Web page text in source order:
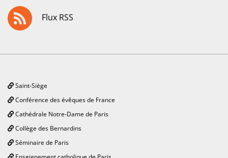
Flux RSS
Saint-Siège
Conférence des évêques de France
Cathédrale Notre-Dame de Paris
Collège des Bernardins
Séminaire de Paris